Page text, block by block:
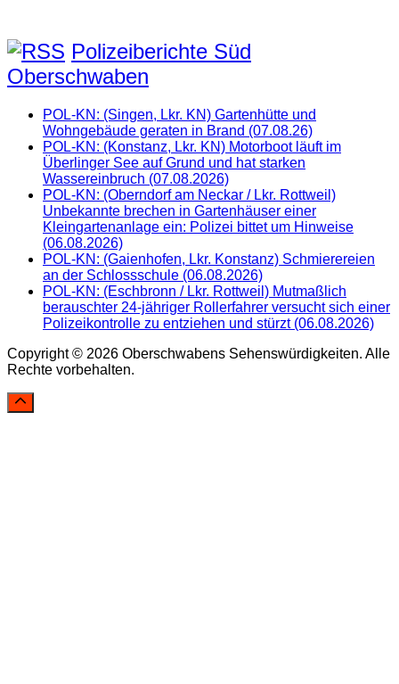
Polizeiberichte Süd
Oberschwaben
POL-KN: (Singen, Lkr. KN) Gartenhütte und
Wohngebäude geraten in Brand (07.08.26)
POL-KN: (Konstanz, Lkr. KN) Motorboot läuft im
Überlinger See auf Grund und hat starken
Wassereinbruch (07.08.2026)
POL-KN: (Oberndorf am Neckar / Lkr. Rottweil)
Unbekannte brechen in Gartenhäuser einer
Kleingartenanlage ein: Polizei bittet um Hinweise
(06.08.2026)
POL-KN: (Gaienhofen, Lkr. Konstanz) Schmierereien
an der Schlossschule (06.08.2026)
POL-KN: (Eschbronn / Lkr. Rottweil) Mutmaßlich
berauschter 24-jähriger Rollerfahrer versucht sich einer
Polizeikontrolle zu entziehen und stürzt (06.08.2026)
Copyright © 2026 Oberschwabens Sehenswürdigkeiten. Alle
Rechte vorbehalten.